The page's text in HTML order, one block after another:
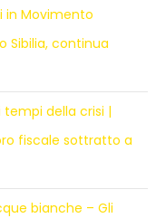
in Movimento
Sibilia, continua
della crisi |
fiscale sottratto a
bianche – Gli